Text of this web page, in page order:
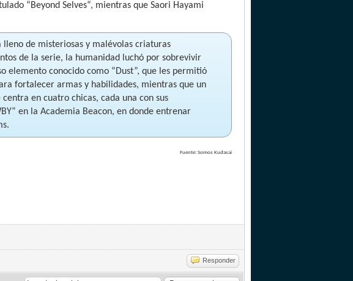
“Beyond Selves“, mientras que Saori Hayami
de misteriosas y malévolas criaturas
de la serie, la humanidad luchó por sobrevivir
elemento conocido como “Dust”, que les permitió
fortalecer armas y habilidades, mientras que un
en cuatro chicas, cada una con sus
en la Academia Beacon, en donde entrenar
Fuente: Somos Kudasai
Responder